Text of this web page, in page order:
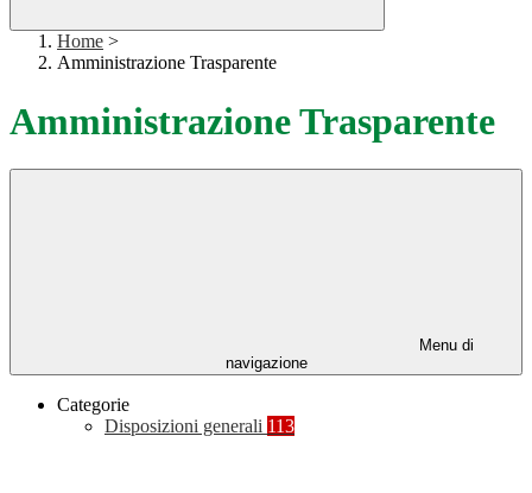
Home >
Amministrazione Trasparente
Amministrazione Trasparente
Menu di
navigazione
Categorie
Disposizioni generali 113